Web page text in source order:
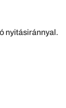
nyitásiránnyal.